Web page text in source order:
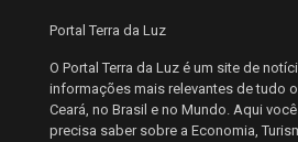
Portal Terra da Luz
O Portal Terra da Luz é um site de
informações mais relevantes de tudo
Ceará, no Brasil e no Mundo. Aqui
precisa saber sobre a Economia,